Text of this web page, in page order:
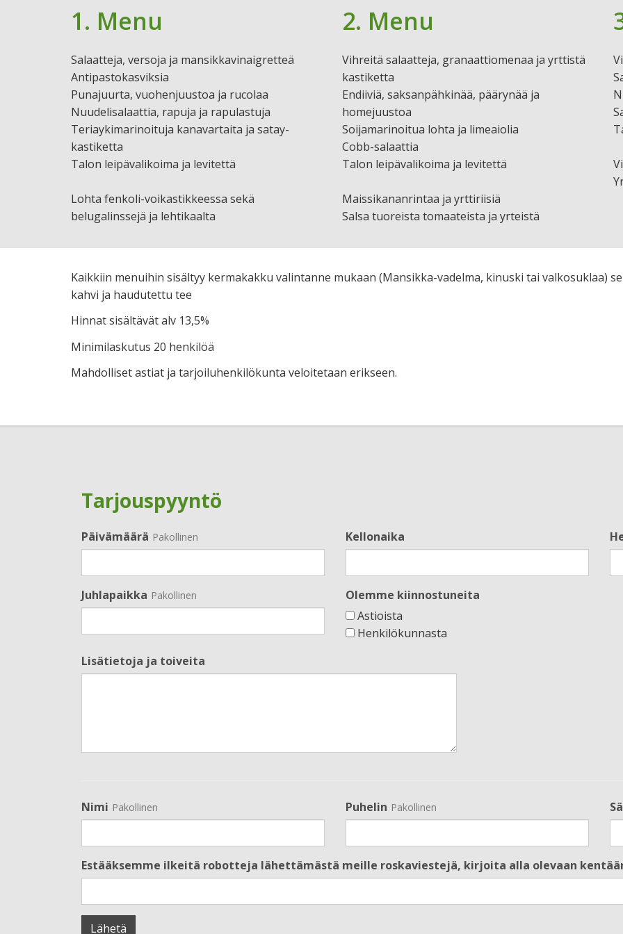
1. Menu
Salaatteja, versoja ja mansikkavinaigretteä
Antipastokasviksia
Punajuurta, vuohenjuustoa ja rucolaa
Nuudelisalaattia, rapuja ja rapulastuja
Teriaykimarinoituja kanavartaita ja satay-
kastiketta
Talon leipävalikoima ja levitettä
Lohta fenkoli-voikastikkeessa sekä
belugalinssejä ja lehtikaalta
2. Menu
Vihreitä salaatteja, granaattiomenaa ja yrttistä
kastiketta
Endiiviä, saksanpähkinää, päärynää ja
homejuustoa
Soijamarinoitua lohta ja limeaiolia
Cobb-salaattia
Talon leipävalikoima ja levitettä
Maissikananrintaa ja yrttiriisiä
Salsa tuoreista tomaateista ja yrteistä
Kaikkiin menuihin sisältyy kermakakku valintanne mukaan (Mansikka-vadelma, kinuski tai valkosuklaa)
kahvi ja haudutettu tee
Hinnat sisältävät alv 13,5%
Minimilaskutus 20 henkilöä
Mahdolliset astiat ja tarjoiluhenkilökunta veloitetaan erikseen.
Tarjouspyyntö
Päivämäärä Pakollinen Kellonaika
Juhlapaikka Pakollinen
Olemme kiinnostuneita
Astioista
Henkilökunnasta
Lisätietoja ja toiveita
Nimi Pakollinen Puhelin Pakollinen
Estääksemme ilkeitä robotteja lähettämästä meille roskaviestejä, kirjoita alla olevaan